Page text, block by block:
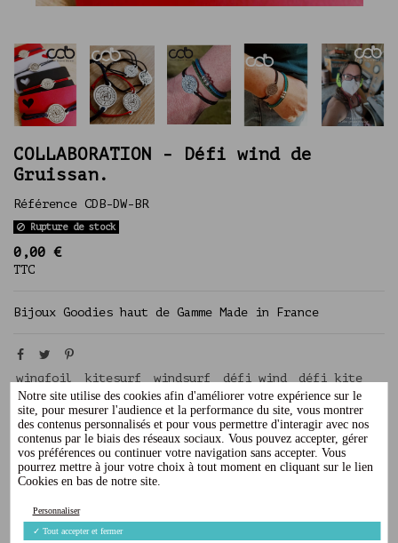
COLLABORATION - Défi wind de
Gruissan.
Référence CDB-DW-BR
Rupture de stock
0,00 €
TTC
Bijoux Goodies haut de Gamme Made in France
wingfoil kitesurf windsurf défi wind
défi kite
défi wing
défi
Description
Avis (0)
Notre site utilise des cookies afin d'améliorer votre expérience sur le
site, pour mesurer l'audience et la performance du site, vous montrer
des contenus personnalisés et pour vous permettre d'interagir avec nos
contenus par le biais des réseaux sociaux. Vous pouvez accepter, gérer
vos préférences ou continuer votre navigation sans accepter. Vous
pourrez mettre à jour votre choix à tout moment en cliquant sur le lien
Cookies en bas de notre site.
Personnaliser
✓ Tout accepter et fermer